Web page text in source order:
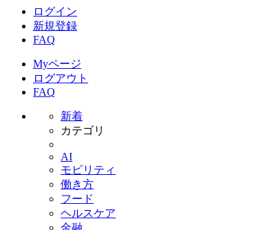
ログイン
新規登録
FAQ
Myページ
ログアウト
FAQ
新着
カテゴリ
AI
モビリティ
働き方
フード
ヘルスケア
金融